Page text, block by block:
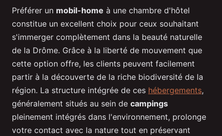
Préférer un mobil-home à une chambre d'hôtel
constitue un excellent choix pour ceux souhaitant
s'immerger complètement dans la beauté naturelle
de la Drôme. Grâce à la liberté de mouvement que
cette option offre, les clients peuvent facilement
partir à la découverte de la riche biodiversité de la
région. La structure intégrée de ces hébergements,
généralement situés au sein de campings
pleinement intégrés dans l'environnement, prolonge
votre contact avec la nature tout en préservant